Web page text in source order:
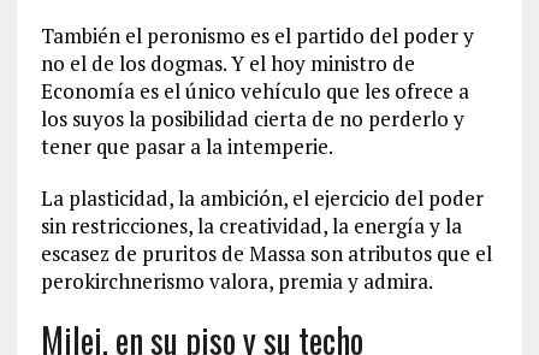
También el peronismo es el partido del poder y
no el de los dogmas. Y el hoy ministro de
Economía es el único vehículo que les ofrece a
los suyos la posibilidad cierta de no perderlo y
tener que pasar a la intemperie.
La plasticidad, la ambición, el ejercicio del poder
sin restricciones, la creatividad, la energía y la
escasez de pruritos de Massa son atributos que el
perokirchnerismo valora, premia y admira.
Milei, en su piso y su techo